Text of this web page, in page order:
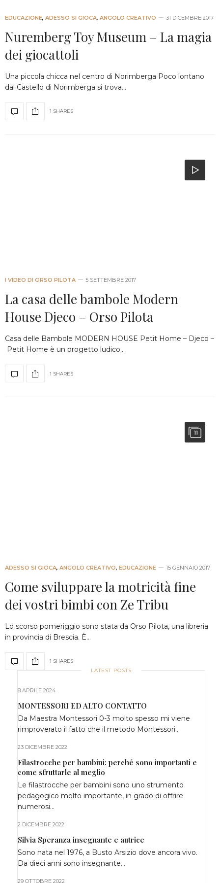
EDUCAZIONE, ADESSO SI GIOCA, ANGOLO CREATIVO 31 DICEMBRE 2017
Nuremberg Toy Museum – La magia
dei giocattoli
Una piccola chicca nel centro di Norimberga Poco lontano
dal Castello di Norimberga si trova…
1 SHARES
I VIDEO DI ORSO PILOTA 5 SETTEMBRE 2017
La casa delle bambole Modern
House Djeco – Orso Pilota
Casa delle Bambole MODERN HOUSE Petit Home – Djeco –
Petit Home è un progetto ludico…
1 SHARES
11
ADESSO SI GIOCA, ANGOLO CREATIVO, EDUCAZIONE 15 GENNAIO 2017
Come sviluppare la motricità fine
dei vostri bimbi con Ze Tribu
Lo scorso pomeriggio sono stata da Orso Pilota, una libreria
in provincia di Brescia. È…
1 SHARES
LATEST POSTS
8 APRILE 2024
MONTESSORI ED ALTO CONTATTO
Da Maestra Montessori 0-3 molto spesso mi viene
rimproverato il fatto che il metodo Montessori…
23 DICEMBRE 2022
Filastrocche per bambini: perché sono importanti e
come sfruttarle al meglio
Le filastrocche per bambini sono uno strumento
pedagogico molto importante, in grado di offrire
numerosi…
2 DICEMBRE 2022
Silvia Speranza insegnante e autrice
Sono nata nel 1976, a Busto Arsizio dove ancora vivo.
Da dieci anni sono insegnante…
29 OTTOBRE 2022